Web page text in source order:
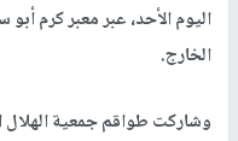
اليوم الأحد، عبر معبر كرم
الخارج.